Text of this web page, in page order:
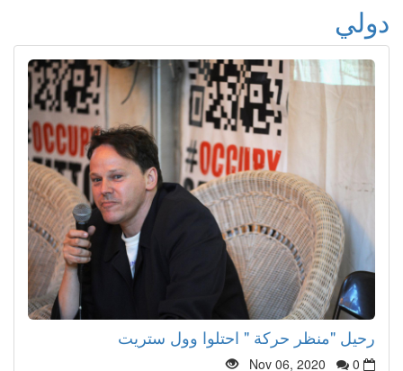
دولي
رحيل "منظر حركة " احتلوا وول ستريت
Nov 06, 2020 0